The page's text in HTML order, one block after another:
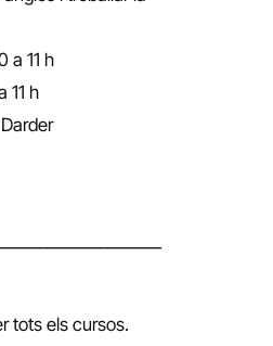
a 11 h
11 h
tots els cursos.